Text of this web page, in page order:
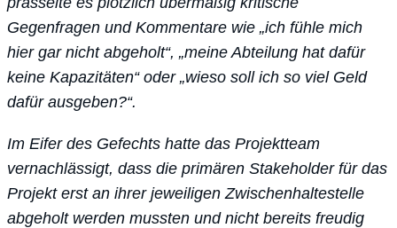
Gegenfragen und Kommentare wie „ich fühle mich
hier gar nicht abgeholt“, „meine Abteilung hat dafür
keine Kapazitäten“ oder „wieso soll ich so viel Geld
dafür ausgeben?“.
Im Eifer des Gefechts hatte das Projektteam
vernachlässigt, dass die primären Stakeholder für das
Projekt erst an ihrer jeweiligen Zwischenhaltestelle
abgeholt werden mussten und nicht bereits freudig